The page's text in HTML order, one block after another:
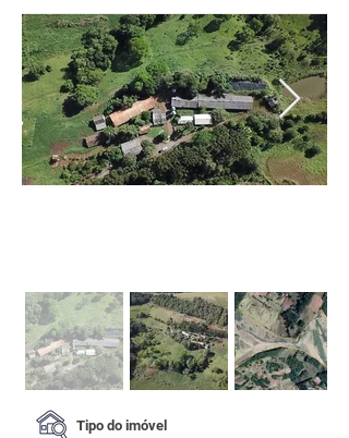
Tipo do imóvel